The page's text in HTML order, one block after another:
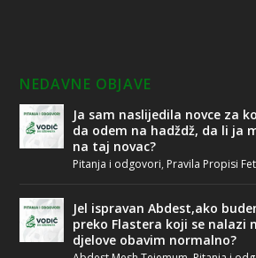
NEDAVNE OBJAVE
Ja sam naslijedila novce za
da odem na hadždž, da li ja
na taj novac?
Pitanja i odgovori, Pravila Propisi
Jel ispravan Abdest,ako
preko Flastera koji se nalazi
djelove obavim normalno?